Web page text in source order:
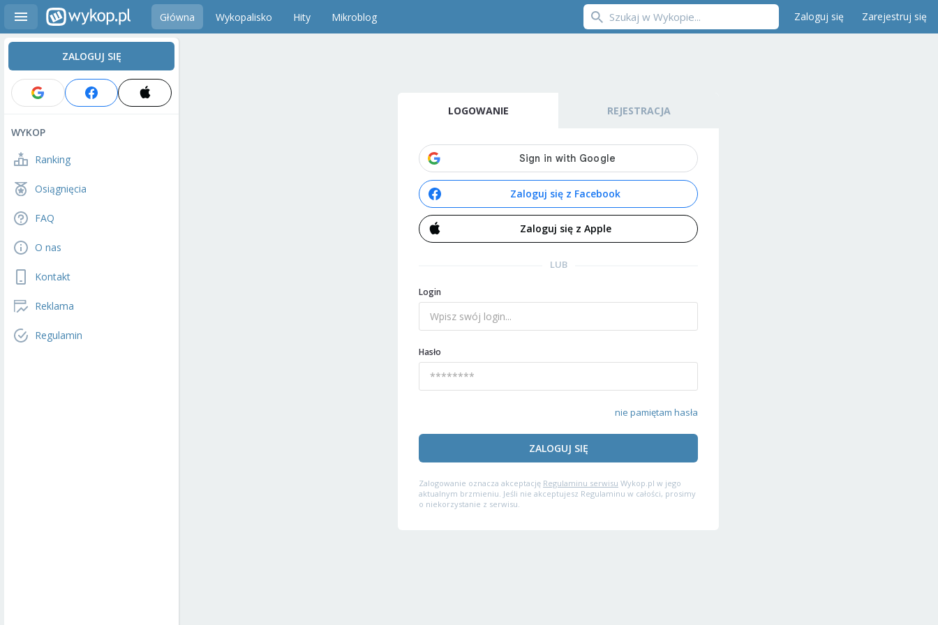
Główna Wykopalisko Hity Mikroblog Zaloguj się Zarejestruj się
ZALOGUJ SIĘ
WYKOP
Ranking
Osiągnięcia
FAQ
O nas
Kontakt
Reklama
Regulamin
LOGOWANIE REJESTRACJA
Zaloguj się z Facebook
Zaloguj się z Apple
LUB
Login
Hasło
nie pamiętam hasła
ZALOGUJ SIĘ
Zalogowanie oznacza akceptację Regulaminu serwisu Wykop.pl w jego
aktualnym brzmieniu. Jeśli nie akceptujesz Regulaminu w całości, prosimy
o niekorzystanie z serwisu.